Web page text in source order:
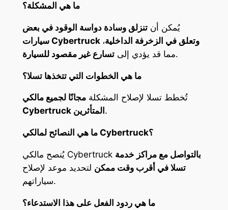
ما هي المشكلة؟
يُمكن أنتنزلق وسادة دواسة الوقود في بعض
سيارات Cybertruck وتعلق في الزخرفة الداخلية،
مما قد يؤدي إلىتسارع غير مقصود للسيارة .
ما هي الخطوات التي تتخذها تسلا؟
تُخطط تسلا لإصلاح المشكلةمجانًا لجميع مالكي
Cybertruck المتأثرين .
ما هي النصائح لمالكي Cybertruck؟
يُنصح مالكي Cybertruck بالتواصل مع مراكز خدمة
تسلا في أقرب وقت ممكن لتحديد موعد لإصلاح
سياراتهم.
ما هي ردود الفعل على هذا الاستدعاء؟